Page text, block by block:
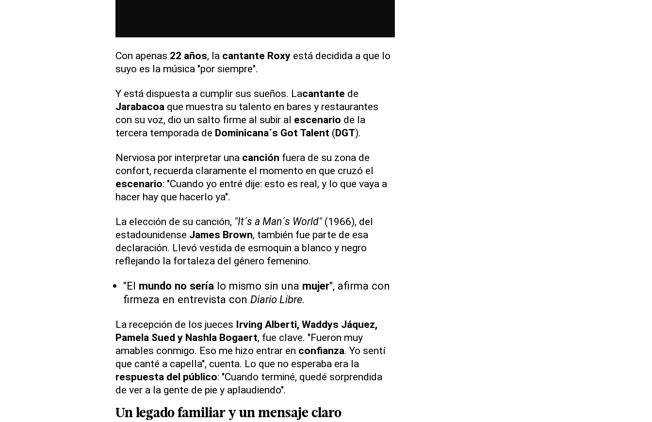
Con apenas 22 años, la cantante Roxy está decidida a que lo
suyo es la música "por siempre".
Y está dispuesta a cumplir sus sueños. Lacantante de
Jarabacoa que muestra su talento en bares y restaurantes
con su voz, dio un salto firme al subir al escenario de la
tercera temporada de Dominicana´s Got Talent (DGT).
Nerviosa por interpretar una canción fuera de su zona de
confort, recuerda claramente el momento en que cruzó el
escenario: "Cuando yo entré dije: esto es real, y lo que vaya a
hacer hay que hacerlo ya".
La elección de su canción, "It´s a Man´s World" (1966), del
estadounidense James Brown, también fue parte de esa
declaración. Llevó vestida de esmoquin a blanco y negro
reflejando la fortaleza del género femenino.
"El mundo no sería lo mismo sin una mujer", afirma con
firmeza en entrevista con Diario Libre.
La recepción de los jueces Irving Alberti, Waddys Jáquez,
Pamela Sued y Nashla Bogaert, fue clave. "Fueron muy
amables conmigo. Eso me hizo entrar en confianza. Yo sentí
que canté a capella", cuenta. Lo que no esperaba era la
respuesta del público: "Cuando terminé, quedé sorprendida
de ver a la gente de pie y aplaudiendo".
Un legado familiary un mensaje claro